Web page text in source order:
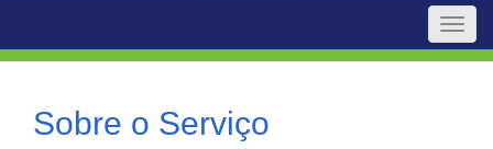
Toggle
Sobre o Serviço